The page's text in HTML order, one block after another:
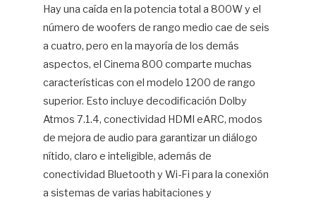
Hay una caída en la potencia total a 800W y el
número de woofers de rango medio cae de seis
a cuatro, pero en la mayoría de los demás
aspectos, el Cinema 800 comparte muchas
características con el modelo 1200 de rango
superior. Esto incluye decodificación Dolby
Atmos 7.1.4, conectividad HDMI eARC, modos
de mejora de audio para garantizar un diálogo
nítido, claro e inteligible, además de
conectividad Bluetooth y Wi-Fi para la conexión
a sistemas de varias habitaciones y